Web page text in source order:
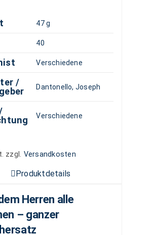
47 g
40
Verschiedene
/
Dantonello, Joseph
Verschiedene
zzgl. Versandkosten
Produktdetails
Herren alle
– ganzer